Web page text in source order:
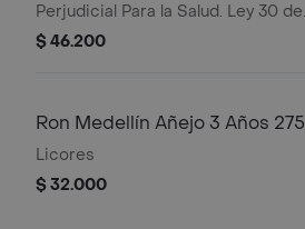
Perjudicial Para la Salud. Ley 30 de
1986. Prohíbase el Expendio de
de 1994
$ 46.200
Ron Medellín Añejo 3 Años 275
ml
Licores
$ 32.000